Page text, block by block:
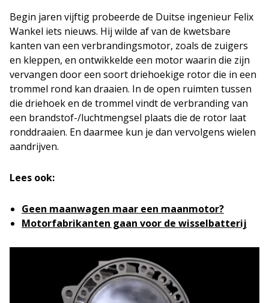
Begin jaren vijftig probeerde de Duitse ingenieur Felix
Wankel iets nieuws. Hij wilde af van de kwetsbare
kanten van een verbrandingsmotor, zoals de zuigers
en kleppen, en ontwikkelde een motor waarin die zijn
vervangen door een soort driehoekige rotor die in een
trommel rond kan draaien. In de open ruimten tussen
die driehoek en de trommel vindt de verbranding van
een brandstof-/luchtmengsel plaats die de rotor laat
ronddraaien. En daarmee kun je dan vervolgens wielen
aandrijven.
Lees ook:
Geen maanwagen maar een maanmotor?
Motorfabrikanten gaan voor de wisselbatterij